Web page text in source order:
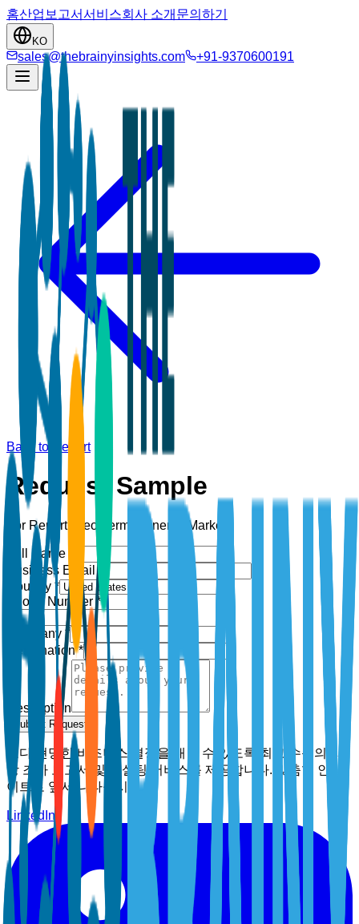
홈산업 보고서서비스회사 소개 문의하기
KO
sales@thebrainyinsights.com +91-9370600191
Back to Report
Request Sample
For Report: Geothermal Energy Market
Full Name *
Business Email *
Country *
Phone Number *
Company *
Designation *
Description
Submit Request
보다 현명한 비즈니스 결정을 내릴 수 있도록 최고 수준의 시
장 조사 보고서 및 컨설팅 서비스를 제공합니다. 맞춤형 인사
이트로 앞서 나타십시오.
LinkedIn